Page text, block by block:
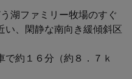
湖ファミリー牧場のすぐ
い、閑静な南向き緩傾斜区
約１６分（約８．７ｋ